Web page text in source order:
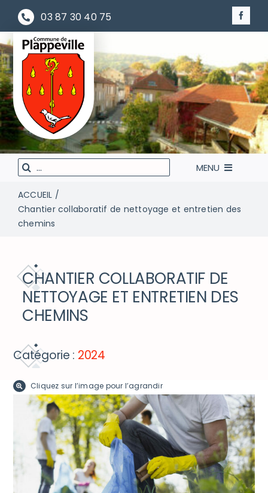
Passer
contenu
03 87 30 40 75
Rechercher
:
MENU
LA MAIRIE À VOTRE SERVICE
DÉCOUVRIR ET BOUGER
ACCÈS RAPIDE
ACCUEIL
Chantier collaboratif de nettoyage et entretien des
chemins
CHANTIER COLLABORATIF DE
NETTOYAGE ET ENTRETIEN DES
CHEMINS
Catégorie : 2024
Cliquez sur l’image pour l’agrandir